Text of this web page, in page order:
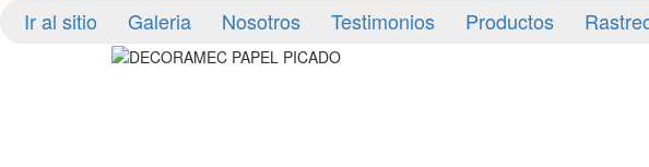
Ir al sitio Galeria Nosotros Testimonios Productos